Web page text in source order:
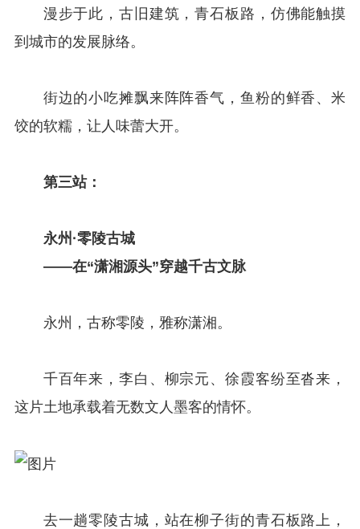
漫步于此，古旧建筑，青石板路，仿佛能触摸
到城市的发展脉络。
街边的小吃摊飘来阵阵香气，鱼粉的鲜香、米
饺的软糯，让人味蕾大开。
第三站：
永州·零陵古城
——在“潇湘源头”穿越千古文脉
永州，古称零陵，雅称潇湘。
千百年来，李白、柳宗元、徐霞客纷至沓来，
这片土地承载着无数文人墨客的情怀。
去一趟零陵古城，站在柳子街的青石板路上，